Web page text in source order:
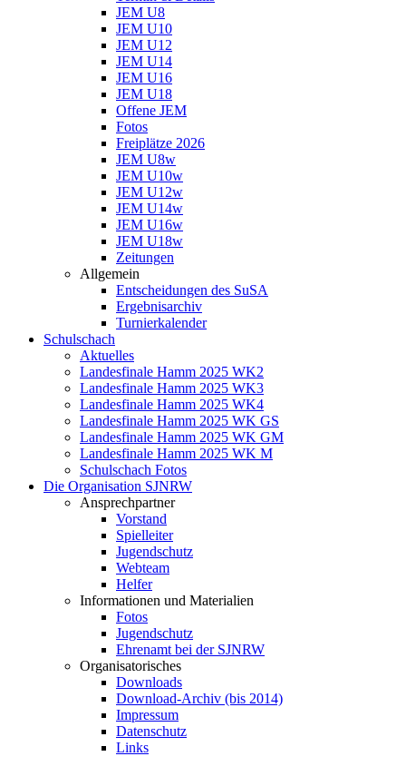
JEM U8
JEM U10
JEM U12
JEM U14
JEM U16
JEM U18
Offene JEM
Fotos
Freiplätze 2026
JEM U8w
JEM U10w
JEM U12w
JEM U14w
JEM U16w
JEM U18w
Zeitungen
Allgemein
Entscheidungen des SuSA
Ergebnisarchiv
Turnierkalender
Schulschach
Aktuelles
Landesfinale Hamm 2025 WK2
Landesfinale Hamm 2025 WK3
Landesfinale Hamm 2025 WK4
Landesfinale Hamm 2025 WK GS
Landesfinale Hamm 2025 WK GM
Landesfinale Hamm 2025 WK M
Schulschach Fotos
Die Organisation SJNRW
Ansprechpartner
Vorstand
Spielleiter
Jugendschutz
Webteam
Helfer
Informationen und Materialien
Fotos
Jugendschutz
Ehrenamt bei der SJNRW
Organisatorisches
Downloads
Download-Archiv (bis 2014)
Impressum
Datenschutz
Links